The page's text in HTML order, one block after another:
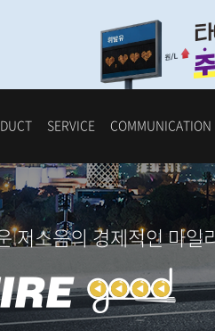
SERVICE COMMUNICATION
저소음의 경제적인 마일